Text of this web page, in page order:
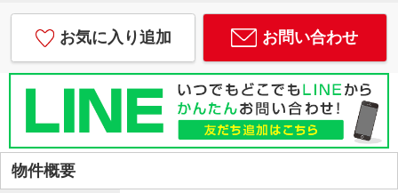
お気に入り追加 お問い合わせ
物件概要